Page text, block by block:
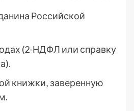
Российской
(2-НДФЛ или справку
книжки‚ заверенную